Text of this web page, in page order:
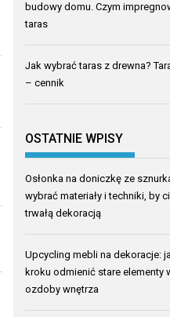
budowy domu. Czym
taras
Jak wybrać taras z drewna?
– cennik
OSTATNIE WPISY
Osłonka na doniczkę ze
wybrać materiały i techniki, by
trwałą dekoracją
Upcycling mebli na dekoracje:
kroku odmienić stare elementy
ozdoby wnętrza